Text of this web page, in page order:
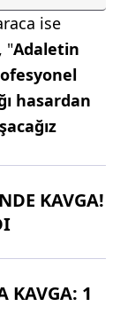
ise
"Adaletin
hasardan
KAVGA!
KAVGA: 1